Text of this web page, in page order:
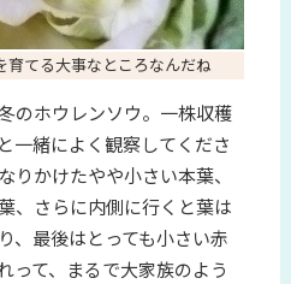
育てる大事なところなんだね
のホウレンソウ。一株収穫
一緒によく観察してくださ
りかけたやや小さい本葉、
、さらに内側に行くと葉は
、最後はとっても小さい赤
って、まるで大家族のよう